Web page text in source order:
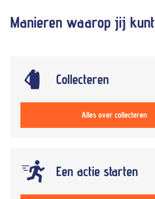
Manieren waarop jij kunt
Collecteren
Alles over collecteren
Een actie starten